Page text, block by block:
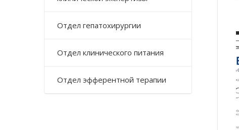
Отдел гепатохирургии
Отдел клинического питания
Отдел эфферентной терапии